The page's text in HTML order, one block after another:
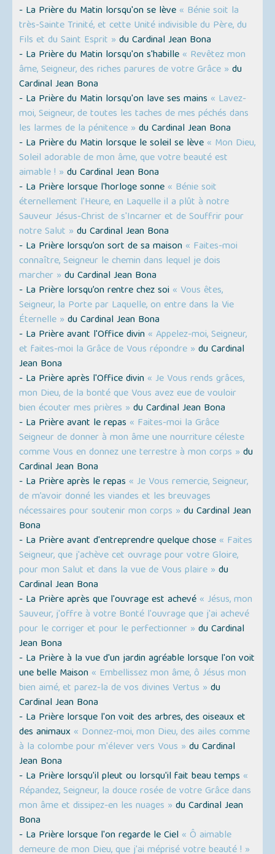
- La Prière du Matin lorsqu'on se lève « Bénie soit la
très-Sainte Trinité, et cette Unité indivisible du Père, du
Fils et du Saint Esprit » du Cardinal Jean Bona
- La Prière du Matin lorsqu'on s'habille « Revêtez mon
âme, Seigneur, des riches parures de votre Grâce » du
Cardinal Jean Bona
- La Prière du Matin lorsqu'on lave ses mains « Lavez-
moi, Seigneur, de toutes les taches de mes péchés dans
les larmes de la pénitence » du Cardinal Jean Bona
- La Prière du Matin lorsque le soleil se lève « Mon Dieu,
Soleil adorable de mon âme, que votre beauté est
aimable ! » du Cardinal Jean Bona
- La Prière lorsque l'horloge sonne « Bénie soit
éternellement l'Heure, en Laquelle il a plût à notre
Sauveur Jésus-Christ de s'Incarner et de Souffrir pour
notre Salut » du Cardinal Jean Bona
- La Prière lorsqu’on sort de sa maison « Faites-moi
connaître, Seigneur le chemin dans lequel je dois
marcher » du Cardinal Jean Bona
- La Prière lorsqu’on rentre chez soi « Vous êtes,
Seigneur, la Porte par Laquelle, on entre dans la Vie
Éternelle » du Cardinal Jean Bona
- La Prière avant l'Office divin « Appelez-moi, Seigneur,
et faites-moi la Grâce de Vous répondre » du Cardinal
Jean Bona
- La Prière après l'Office divin « Je Vous rends grâces,
mon Dieu, de la bonté que Vous avez eue de vouloir
bien écouter mes prières » du Cardinal Jean Bona
- La Prière avant le repas « Faites-moi la Grâce
Seigneur de donner à mon âme une nourriture céleste
comme Vous en donnez une terrestre à mon corps » du
Cardinal Jean Bona
- La Prière après le repas « Je Vous remercie, Seigneur,
de m’avoir donné les viandes et les breuvages
nécessaires pour soutenir mon corps » du Cardinal Jean
Bona
- La Prière avant d'entreprendre quelque chose « Faites
Seigneur, que j'achève cet ouvrage pour votre Gloire,
pour mon Salut et dans la vue de Vous plaire » du
Cardinal Jean Bona
- La Prière après que l'ouvrage est achevé « Jésus, mon
Sauveur, j'offre à votre Bonté l'ouvrage que j'ai achevé
pour le corriger et pour le perfectionner » du Cardinal
Jean Bona
- La Prière à la vue d'un jardin agréable lorsque l'on voit
une belle Maison « Embellissez mon âme, ô Jésus mon
bien aimé, et parez-la de vos divines Vertus » du
Cardinal Jean Bona
- La Prière lorsque l'on voit des arbres, des oiseaux et
des animaux « Donnez-moi, mon Dieu, des ailes comme
à la colombe pour m'élever vers Vous » du Cardinal
Jean Bona
- La Prière lorsqu'il pleut ou lorsqu'il fait beau temps «
Répandez, Seigneur, la douce rosée de votre Grâce dans
mon âme et dissipez-en les nuages » du Cardinal Jean
Bona
- La Prière lorsque l'on regarde le Ciel « Ô aimable